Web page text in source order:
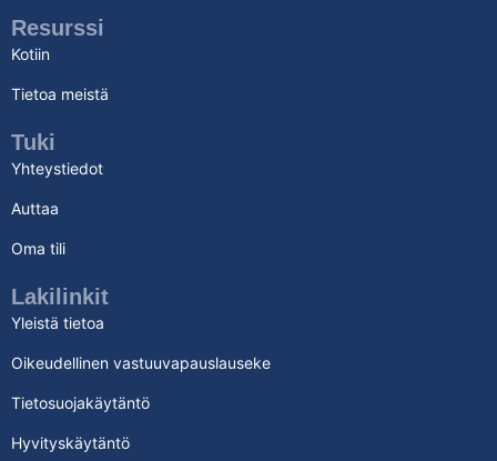
Resurssi
Kotiin
Tietoa meistä
Tuki
Yhteystiedot
Auttaa
Oma tili
Lakilinkit
Yleistä tietoa
Oikeudellinen vastuuvapauslauseke
Tietosuojakäytäntö
Hyvityskäytäntö